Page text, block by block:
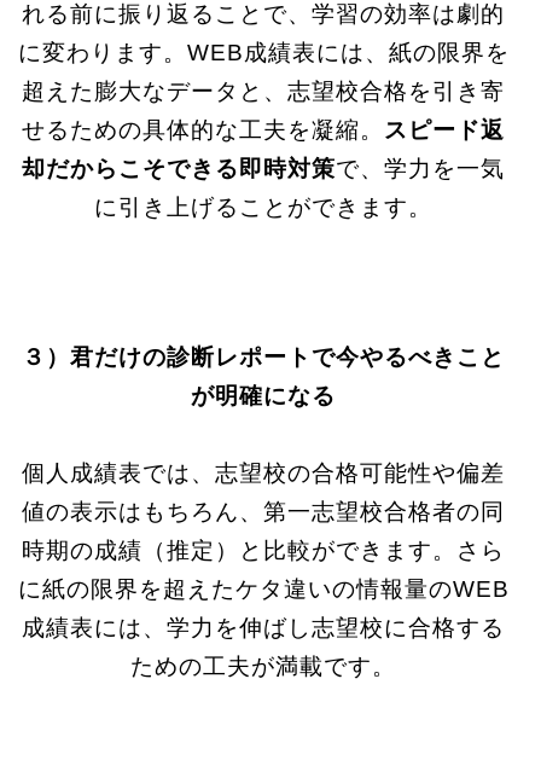
れる前に振り返ることで、学習の効率は劇的
に変わります。WEB成績表には、紙の限界を
超えた膨大なデータと、志望校合格を引き寄
せるための具体的な工夫を凝縮。 スピード返
却だからこそできる即時対策で、学力を一気
に引き上げることができます。
３）君だけの診断レポートで今やるべきこと
が明確になる
個人成績表では、志望校の合格可能性や偏差
値の表示はもちろん、第一志望校合格者の同
時期の成績（推定）と比較ができます。さら
に紙の限界を超えたケタ違いの情報量のWEB
成績表には、学力を伸ばし志望校に合格する
ための工夫が満載です。